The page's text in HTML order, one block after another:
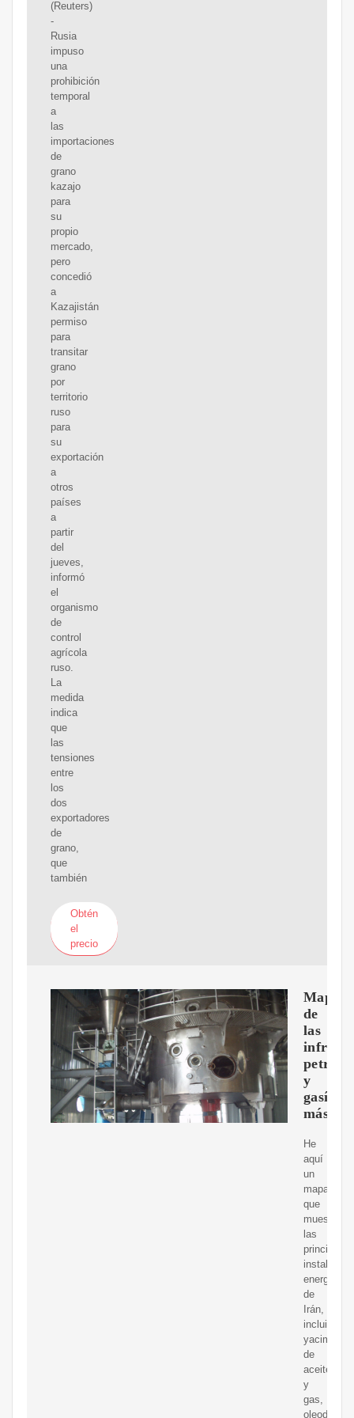
(Reuters)
-
Rusia
impuso
una
prohibición
temporal
a
las
importaciones
de
grano
kazajo
para
su
propio
mercado,
pero
concedió
a
Kazajistán
permiso
para
transitar
grano
por
territorio
ruso
para
su
exportación
a
otros
países
a
partir
del
jueves,
informó
el
organismo
de
control
agrícola
ruso.
La
medida
indica
que
las
tensiones
entre
los
dos
exportadores
de
grano,
que
también
Obtén
el
precio
Mapa
de
las
y
más
He
aquí
un
mapa
que
muestra
las
principales
de
Irán,
incluidos
de
aceite
y
gas,